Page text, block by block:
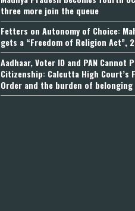
three more join the queue
Fetters on Autonomy of Choice:
gets a “Freedom of Religion Act”,
Aadhaar, Voter ID and PAN Cannot
Citizenship: Calcutta High Court’s
Order and the burden of belonging